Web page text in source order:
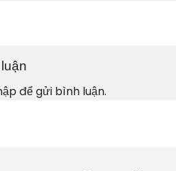
để gửi bình luận.